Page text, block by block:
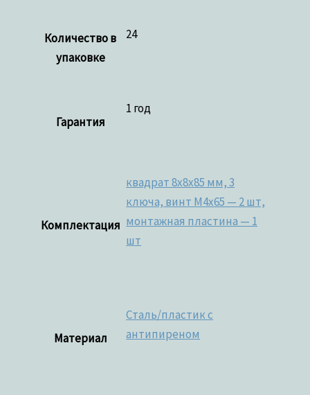
Количество в
упаковке
24
Гарантия
1 год
Комплектация
квадрат 8x8x85 мм, 3
ключа, винт M4x65 — 2 шт,
монтажная пластина — 1
шт
Материал
Сталь/пластик с
антипиреном